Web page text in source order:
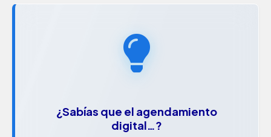
¿Sabías que el agendamiento
digital…?